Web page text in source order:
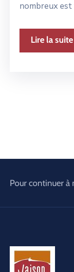
nombreux est
Lire la suite
Pour continuer à